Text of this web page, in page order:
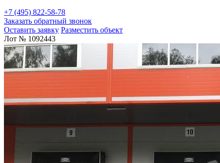
+7 (495) 822-58-78
Заказать обратный звонок
Оставить заявку Разместить объект
Лот № 1092443